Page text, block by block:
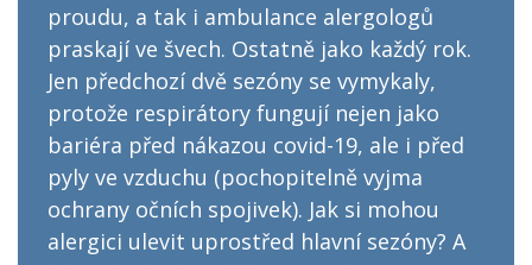
proudu, a tak i ambulance alergologů
praskají ve švech. Ostatně jako každý rok.
Jen předchozí dvě sezóny se vymykaly,
protože respirátory fungují nejen jako
bariéra před nákazou covid-19, ale i před
pyly ve vzduchu (pochopitelně vyjma
ochrany očních spojivek). Jak si mohou
alergici ulevit uprostřed hlavní sezóny? A